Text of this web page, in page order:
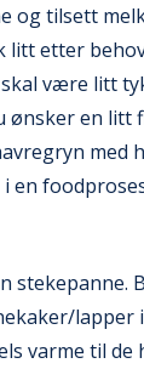
og tilsett
litt etter
være litt
ønsker en litt
med
en
stekepanne.
lapper
varme til de